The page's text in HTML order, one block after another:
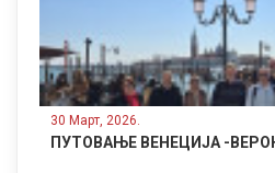
30 Март, 2026.
ПУТОВАЊЕ ВЕНЕЦИЈА -